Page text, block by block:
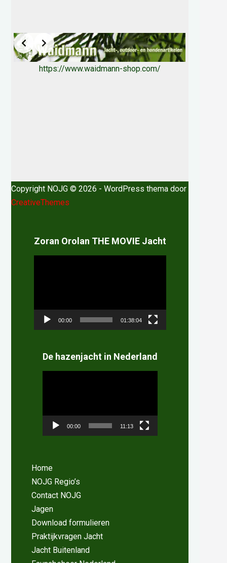
https://www.waidmann-shop.com/
Copyright NOJG © 2026 - WordPress thema door
CreativeThemes
Zoran Orolan THE MOVIE Jacht
00:00 01:38:04
De hazenjacht in Nederland
00:00 11:13
Home
NOJG Regio’s
Contact NOJG
Jagen
Download formulieren
Praktijkvragen Jacht
Jacht Buitenland